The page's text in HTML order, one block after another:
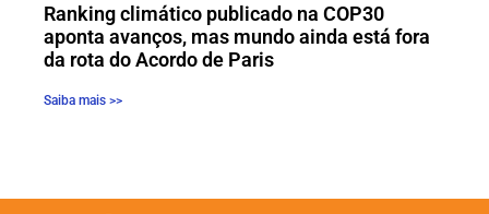
Ranking climático publicado na COP30
aponta avanços, mas mundo ainda está fora
da rota do Acordo de Paris
Saiba mais >>